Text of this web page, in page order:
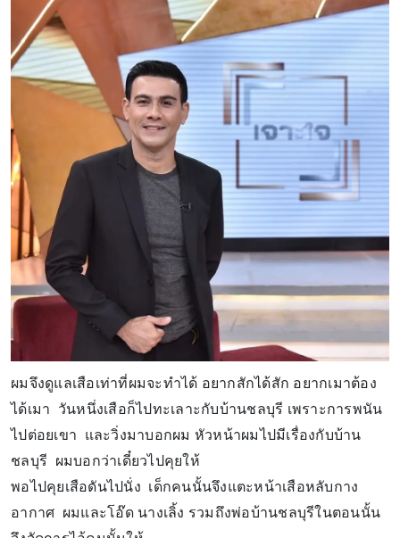
ผมจึงดูแลเสือเท่าที่ผมจะทำได้ อยากสักได้สัก อยากเมาต้อง
ได้เมา วันหนึ่งเสือก็ไปทะเลาะกับบ้านชลบุรี เพราะการพนัน
ไปต่อยเขา และวิ่งมาบอกผม หัวหน้าผมไปมีเรื่องกับบ้าน
ชลบุรี ผมบอกว่าเดี๋ยวไปคุยให้
พอไปคุยเสือดันไปนั่ง เด็กคนนั้นจึงแตะหน้าเสือหลับกาง
อากาศ ผมและโอ๊ด นางเลิ้ง รวมถึงพ่อบ้านชลบุรีในตอนนั้น